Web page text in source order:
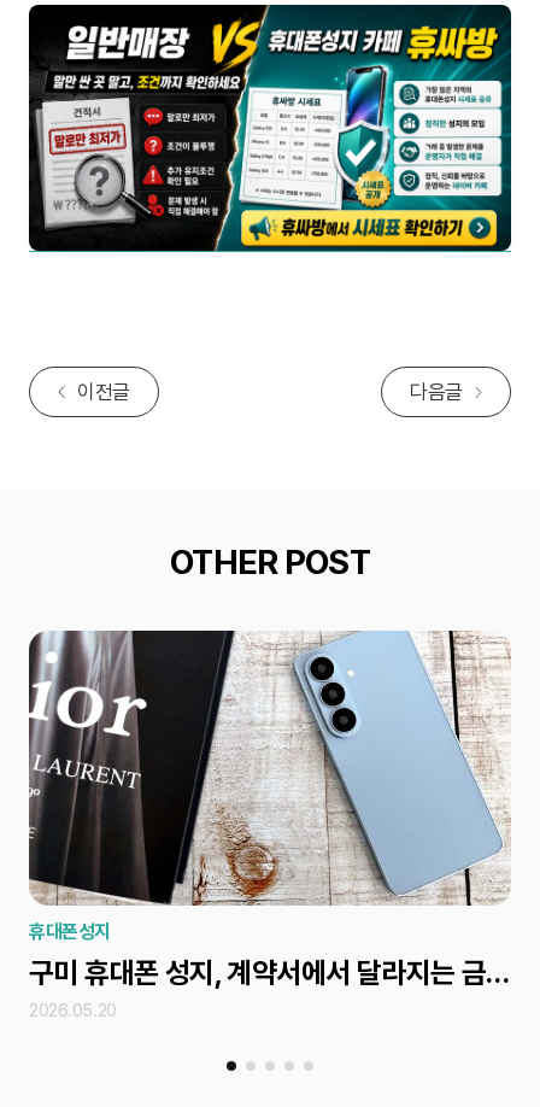
이전글 다음글
OTHER POST
휴대폰성지
구미 휴대폰 성지, 계약서에서 달라지는 금액을 놓치지 않으려면
2026.05.20